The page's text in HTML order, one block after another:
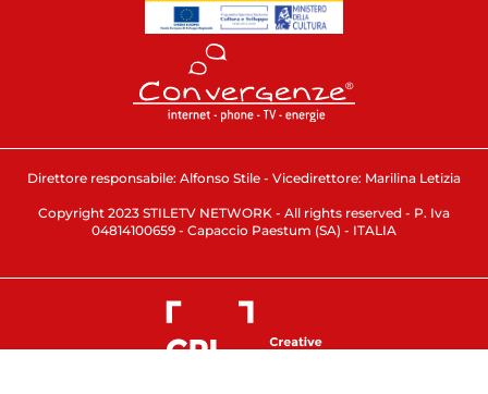
Direttore responsabile: Alfonso Stile - Vicedirettore: Marilina Letizia
Copyright 2023 STILETV NETWORK - All rights reserved - P. Iva
04814100659 - Capaccio Paestum (SA) - ITALIA